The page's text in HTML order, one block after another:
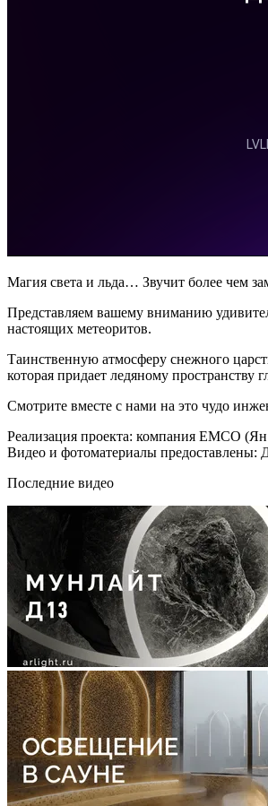
Магия света и льда… Звучит более чем
Представляем вашему вниманию
настоящих метеоритов.
Таинственную атмосферу снежного
которая придает ледяному пространству
Смотрите вместе с нами на это чудо
Реализация проекта: компания EMCO
Видео и фотоматериалы предоставлены:
Последние видео